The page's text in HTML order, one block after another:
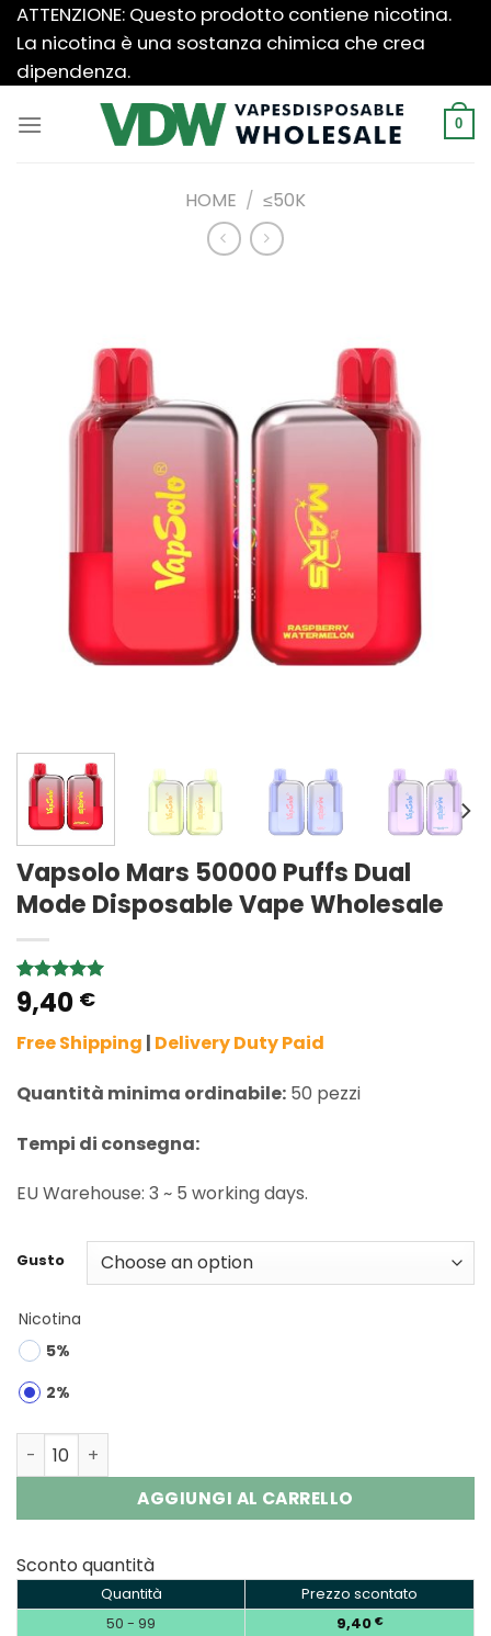
Salta
contenuti
ATTENZIONE: Questo prodotto contiene nicotina.
La nicotina è una sostanza chimica che crea
dipendenza.
0
HOME / ≤50K
Vapsolo Mars 50000 Puffs Dual
Mode Disposable Vape Wholesale
Rated5.00
out of 5
1
customer
9,40 €
Free Shipping | Delivery Duty Paid
Quantità minima ordinabile: 50 pezzi
Tempi di consegna:
EU Warehouse: 3 ~ 5 working days.
Gusto
Nicotina
5%
2%
Vapsolo Mars 50000 Puffs Dual Mode Disposable Vape
AGGIUNGI AL CARRELLO
Sconto quantità
Quantità
Prezzo scontato
50 - 99
9,40 €